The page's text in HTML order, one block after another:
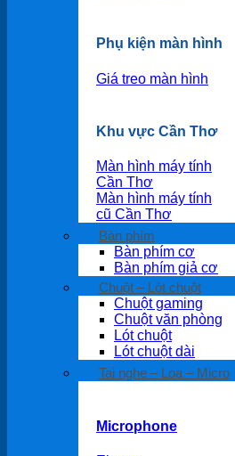
Phụ kiện màn hình
Giá treo màn hình
Khu vực Cần Thơ
Màn hình máy tính
Cần Thơ
Màn hình máy tính
cũ Cần Thơ
Bàn phím
Bàn phím cơ
Bàn phím giả cơ
Chuột – Lót chuột
Chuột gaming
Chuột văn phòng
Lót chuột
Lót chuột dài
Tai nghe – Loa – Micro
Microphone